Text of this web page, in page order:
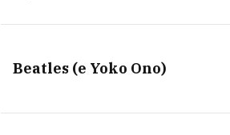
Beatles (e Yoko Ono)